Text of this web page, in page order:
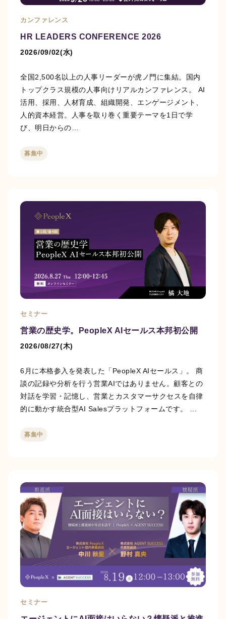
カンファレンス
HR LEADERS CONFERENCE 2026
2026/09/02(水)
全国2,500名以上の人事リーダーが虎ノ門に集結。国内
トップクラス規模の人事向けリアルカンファレンス。 AI
活用、採用、人材育成、組織開発、エンゲージメント、
人的資本経営。人事を取り巻く重要テーマを1日で学
び、明日からの…
募集中
セミナー
営業の歴史学。PeopleX AIセールス本邦初公開
2026/08/27(木)
6月に本格参入を発表した「PeopleX AIセールス」。 商
談の記録や分析を行う営業AIではありません。顧客との
対話を学習・記憶し、営業とカスタマーサクセスを自律
的に動かす統合型AI Salesプラットフォームです。 …
募集中
セミナー